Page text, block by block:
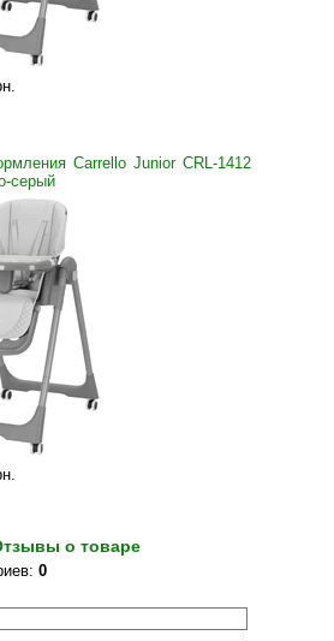
.
Carrello Junior CRL-1412
серый
.
о товаре
: 0